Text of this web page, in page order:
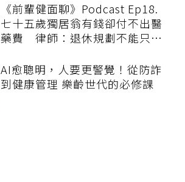
《前輩健面聊》Podcast Ep18.
七十五歲獨居翁有錢卻付不出醫
藥費 律師：退休規劃不能只有
AI愈聰明，人要更警覺！從防詐
到健康管理 樂齡世代的必修課